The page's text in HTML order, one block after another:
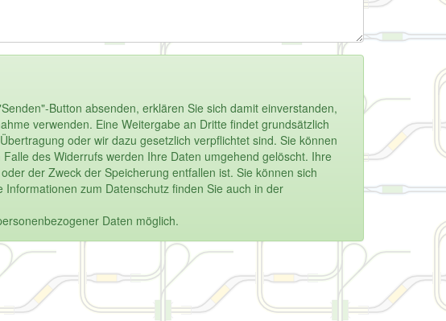
Button absenden, erklären Sie sich damit einverstanden,
verwenden. Eine Weitergabe an Dritte findet grundsätzlich
oder wir dazu gesetzlich verpflichtet sind. Sie können
des Widerrufs werden Ihre Daten umgehend gelöscht. Ihre
der Zweck der Speicherung entfallen ist. Sie können sich
zum Datenschutz finden Sie auch in der
Daten möglich.